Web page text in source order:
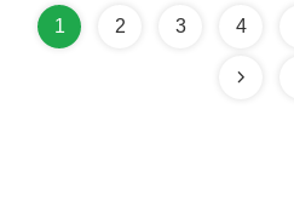
1 2 3 4